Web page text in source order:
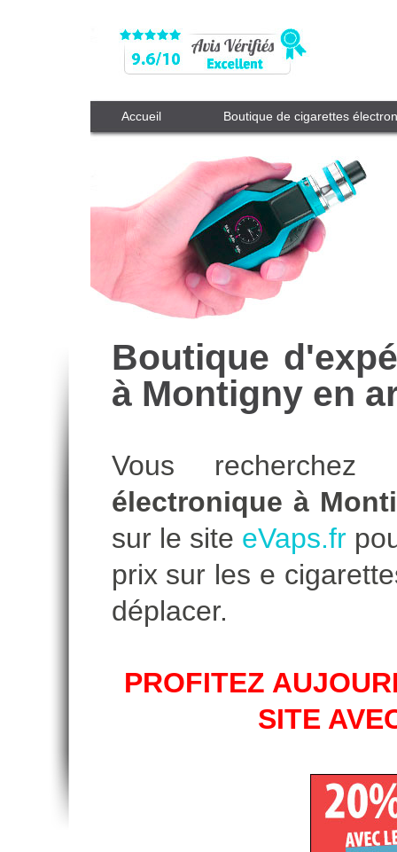
Accueil Boutique de cigarettes
Boutique
à Montigny en
Vous
électronique à
sur le site eVaps.fr
prix sur les e
déplacer.
PROFITEZ
SITE